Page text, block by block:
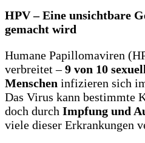
HPV – Eine unsichtbare
gemacht wird
Humane Papillomaviren
verbreitet –9 von 10
Menschen infizieren sich
Das Virus kann bestimmte
doch durch Impfung und
viele dieser Erkrankungen